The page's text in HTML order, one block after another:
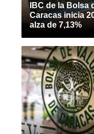
IBC de la Bolsa
Caracas inicia
alza de 7,13%